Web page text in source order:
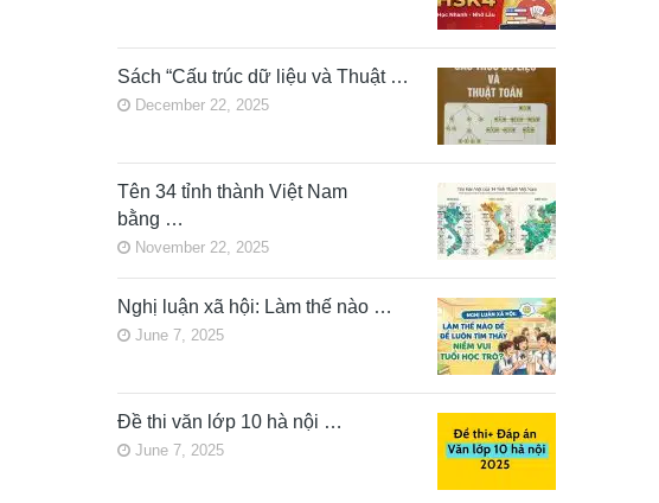
Sách “Cấu trúc dữ liệu và Thuật …
December 22, 2025
Tên 34 tỉnh thành Việt Nam
bằng …
November 22, 2025
Nghị luận xã hội: Làm thế nào …
June 7, 2025
Đề thi văn lớp 10 hà nội …
June 7, 2025